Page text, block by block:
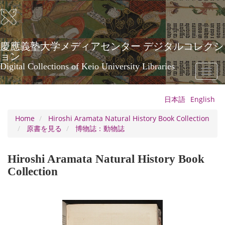
Skip
to
main
content
慶應義塾大学メディアセンター デジタルコレクシ
ョン
Digital Collections of Keio University Libraries
Toggle
日本語 English
Home
Hiroshi Aramata Natural History Book Collection
原書を見る
博物誌：動物誌
Hiroshi Aramata Natural History Book
Collection